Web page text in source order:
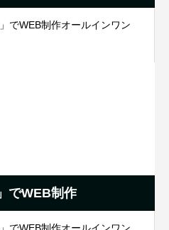
でWEB制作オールインワン
でWEB制作